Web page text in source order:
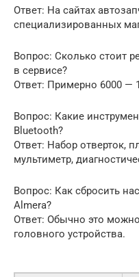
Ответ: На сайтах
специализированных
Вопрос: Сколько стоит
в сервисе?
Ответ: Примерно 6000 —
Вопрос: Какие
Bluetooth?
Ответ: Набор отверток,
мультиметр,
Вопрос: Как сбросить
Almera?
Ответ: Обычно это
головного устройства.